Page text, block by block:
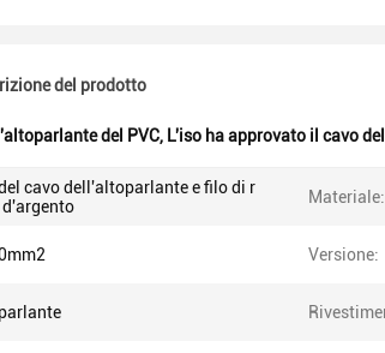
del prodotto
del PVC, L'iso ha approvato il cavo
cavo dell'altoparlante e filo di r
d'argento
Materiale:
Versione: